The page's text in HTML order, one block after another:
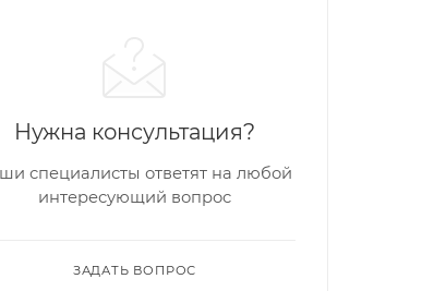
Нужна консультация?
специалисты ответят на любой
интересующий вопрос
ЗАДАТЬ ВОПРОС